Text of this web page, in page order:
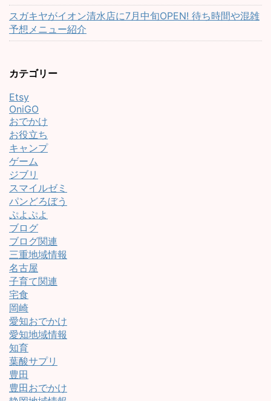
スガキヤがイオン清水店に7月中旬OPEN! 待ち時間や混雑
予想メニュー紹介
カテゴリー
Etsy
OniGO
おでかけ
お役立ち
キャンプ
ゲーム
ジブリ
スマイルゼミ
パンどろぼう
ぷよぷよ
ブログ
ブログ関連
三重地域情報
名古屋
子育て関連
宅食
岡崎
愛知おでかけ
愛知地域情報
知育
葉酸サプリ
豊田
豊田おでかけ